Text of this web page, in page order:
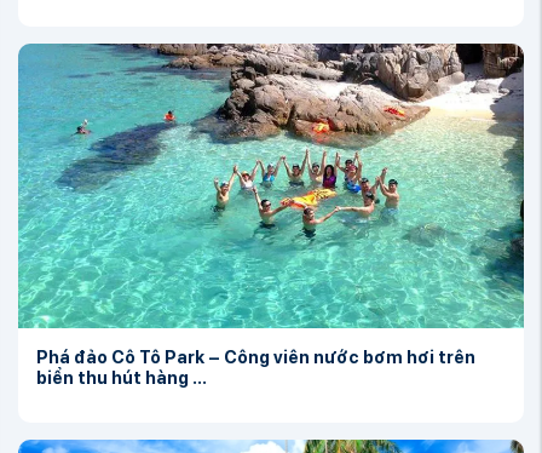
Phá đảo Cô Tô Park – Công viên nước bơm hơi trên
biển thu hút hàng ...